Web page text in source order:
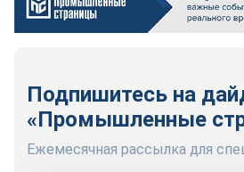
Подпишитесь на
«Промышленные
Ежемесячная рассылка для